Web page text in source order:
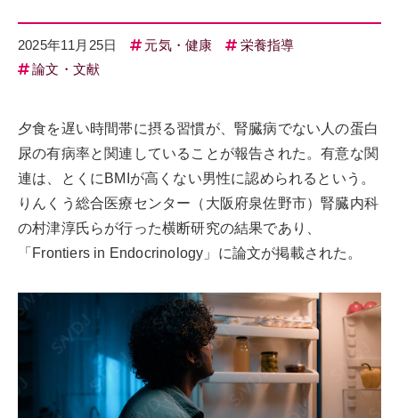
2025年11月25日 元気・健康
栄養指導
論文・文献
夕食を遅い時間帯に摂る習慣が、腎臓病でない人の蛋白
尿の有病率と関連していることが報告された。有意な関
連は、とくにBMIが高くない男性に認められるという。
りんくう総合医療センター（大阪府泉佐野市）腎臓内科
の村津淳氏らが行った横断研究の結果であり、
「Frontiers in Endocrinology」に論文が掲載された。